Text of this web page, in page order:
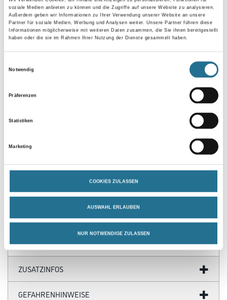
soziale Medien anbieten zu können und die Zugriffe auf unsere Website zu analysieren.
Außerdem geben wir Informationen zu Ihrer Verwendung unserer Website an unsere
Partner für soziale Medien, Werbung und Analysen weiter. Unsere Partner führen diese
Informationen möglicherweise mit weiteren Daten zusammen, die Sie ihnen bereitgestellt
haben oder die sie im Rahmen Ihrer Nutzung der Dienste gesammelt haben.
Notwendig
Präferenzen
Statistiken
Marketing
COOKIES ZULASSEN
AUSWAHL ERLAUBEN
NUR NOTWENDIGE ZULASSEN
Breite in millimeter
ZUSATZINFOS
GEFAHRENHINWEISE